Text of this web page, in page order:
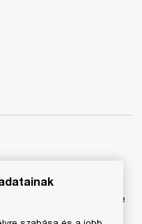
A „PwC”
Könyvvizsgáló Kft.-re